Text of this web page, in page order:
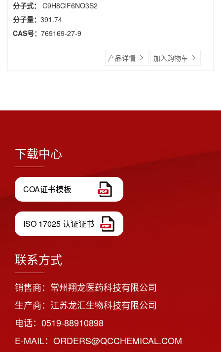
分子式： C9H8ClF6NO3S2
分子量： 391.74
CAS号： 769169-27-9
产品详情 加入购物车
下载中心
COA证书模板
ISO 17025 认证证书
联系方式
销售商：常州翔龙医药科技有限公司
生产商：江苏龙汇生物科技有限公司
电话：0519-88910898
E-MAIL：ORDERS@QCCHEMICAL.COM